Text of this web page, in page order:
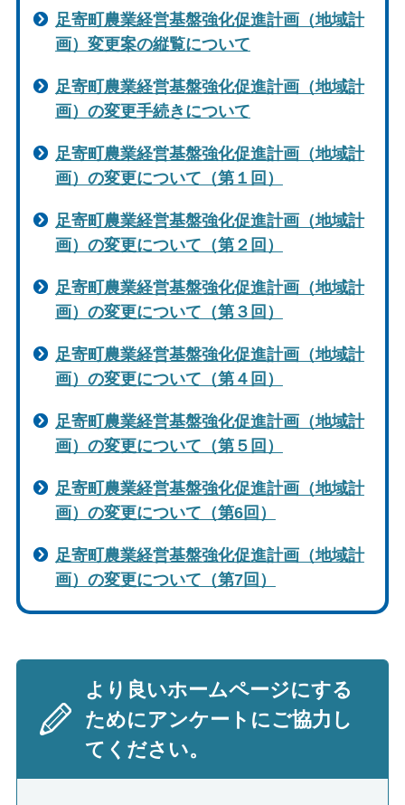
足寄町農業経営基盤強化促進計画（地域計
画）変更案の縦覧について
足寄町農業経営基盤強化促進計画（地域計
画）の変更手続きについて
足寄町農業経営基盤強化促進計画（地域計
画）の変更について（第１回）
足寄町農業経営基盤強化促進計画（地域計
画）の変更について（第２回）
足寄町農業経営基盤強化促進計画（地域計
画）の変更について（第３回）
足寄町農業経営基盤強化促進計画（地域計
画）の変更について（第４回）
足寄町農業経営基盤強化促進計画（地域計
画）の変更について（第５回）
足寄町農業経営基盤強化促進計画（地域計
画）の変更について（第6回）
足寄町農業経営基盤強化促進計画（地域計
画）の変更について（第7回）
より良いホームページにする
ためにアンケートにご協力し
てください。